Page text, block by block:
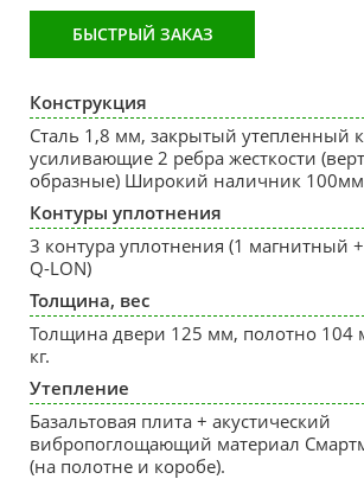
БЫСТРЫЙ ЗАКАЗ
Конструкция
Сталь 1,8 мм, закрытый утепленный
усиливающие 2 ребра жесткости
образные) Широкий наличник
Контуры уплотнения
3 контура уплотнения (1 магнитный
Q-LON)
Толщина, вес
Толщина двери 125 мм, полотно 104
кг.
Утепление
Базальтовая плита + акустический
вибропоглощающий материал
(на полотне и коробе).